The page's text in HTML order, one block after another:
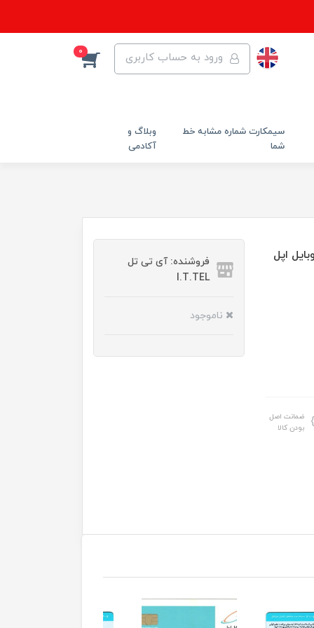
ورود به حساب کاربری 0
سیمکارت شماره مشابه خط
شما
وبلاگ و
آکادمی
موبایل اپل
ضمانت اصل
بودن کالا
فروشنده: آی تی تل
I.T.TEL
ناموجود